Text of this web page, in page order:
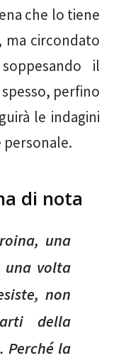
che lo tiene
ma circondato
il
perfino
le indagini
di nota
una
una volta
non
della
Perché la